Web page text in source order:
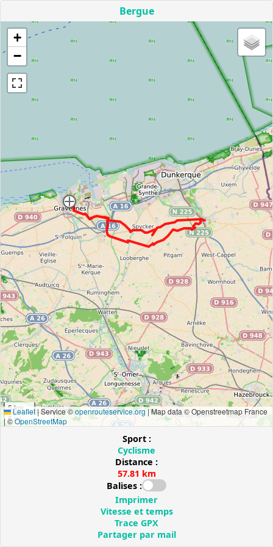
Bergue
+
−
5 km
5 mi
Leaflet|Service ©openrouteservice.org| Map data © Openstreetmap France
| ©OpenStreetMap
Sport :
Cyclisme
Distance :
57.81 km
Balises :
Imprimer
Vitesse et temps
Trace GPX
Partager par mail